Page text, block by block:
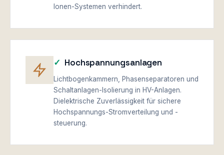
Ionen-Systemen verhindert.
Hochspannungsanlagen
Lichtbogenkammern, Phasenseparatoren und
Schaltanlagen-Isolierung in HV-Anlagen.
Dielektrische Zuverlässigkeit für sichere
Hochspannungs-Stromverteilung und -
steuerung.